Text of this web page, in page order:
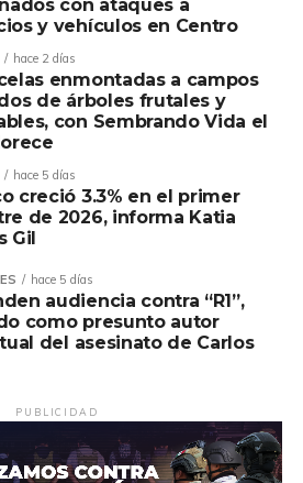
con ataques a
y vehículos en Centro
hace 2 días
enmontadas a campos
de árboles frutales y
con Sembrando Vida el
hace 5 días
creció 3.3% en el primer
de 2026, informa Katia
Gil
hace 5 días
audiencia contra “R1”,
como presunto autor
del asesinato de Carlos
PUBLICIDAD